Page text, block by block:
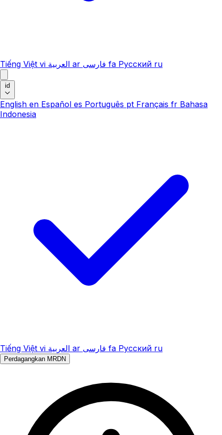
Tiếng Việt vi العربية ar فارسی fa Русский ru
id
English en Español es Português pt Français fr Bahasa
Indonesia
Tiếng Việt vi العربية ar فارسی fa Русский ru
Perdagangkan MRDN